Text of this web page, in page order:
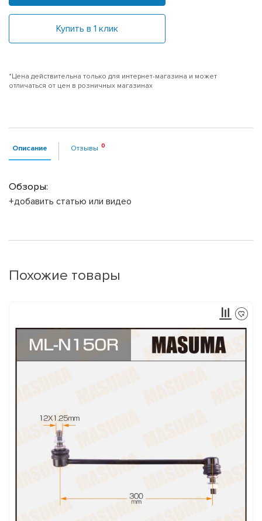
Купить в 1 клик
*Цена действительна только для интернет-магазина и может
отличаться от цен в розничных магазинах
Описание Отзывы
Обзоры:
+добавить статью или видео
Похожие товары